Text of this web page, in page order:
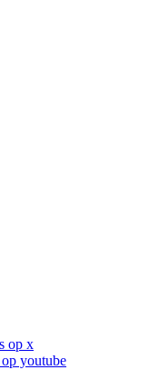
op x
youtube